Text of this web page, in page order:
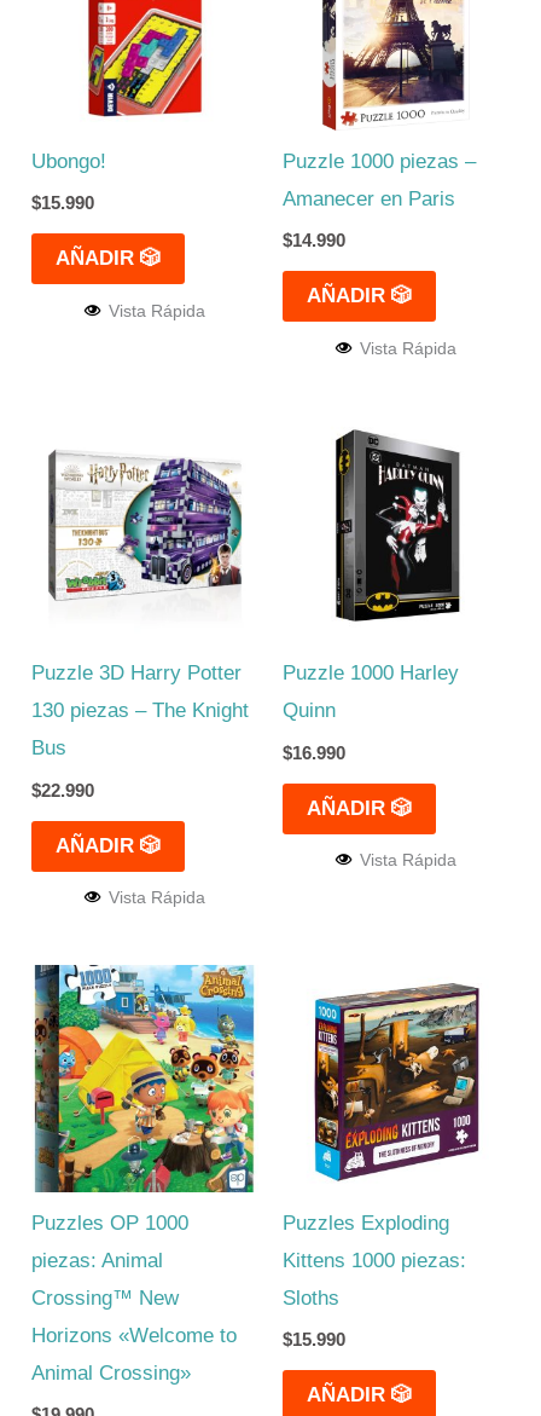
Ubongo!
$15.990
AÑADIR 🎲
Vista Rápida
Puzzle 1000 piezas –
Amanecer en Paris
$14.990
AÑADIR 🎲
Vista Rápida
Puzzle 3D Harry Potter
130 piezas – The Knight
Bus
$22.990
AÑADIR 🎲
Vista Rápida
Puzzle 1000 Harley
Quinn
$16.990
AÑADIR 🎲
Vista Rápida
Puzzles OP 1000
piezas: Animal
Crossing™ New
Horizons «Welcome to
Animal Crossing»
Puzzles Exploding
Kittens 1000 piezas:
Sloths
$15.990
AÑADIR 🎲